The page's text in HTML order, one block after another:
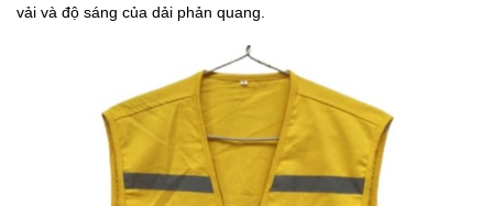
vải và độ sáng của dải phản quang.